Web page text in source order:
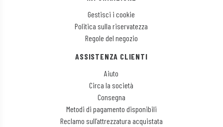
Gestisci i cookie
Politica sulla riservatezza
Regole del negozio
ASSISTENZA CLIENTI
Aiuto
Circa la società
Consegna
Metodi di pagamento disponibili
Reclamo sull’attrezzatura acquistata